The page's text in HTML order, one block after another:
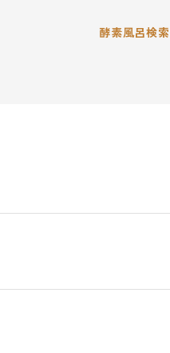
酵素風呂検索